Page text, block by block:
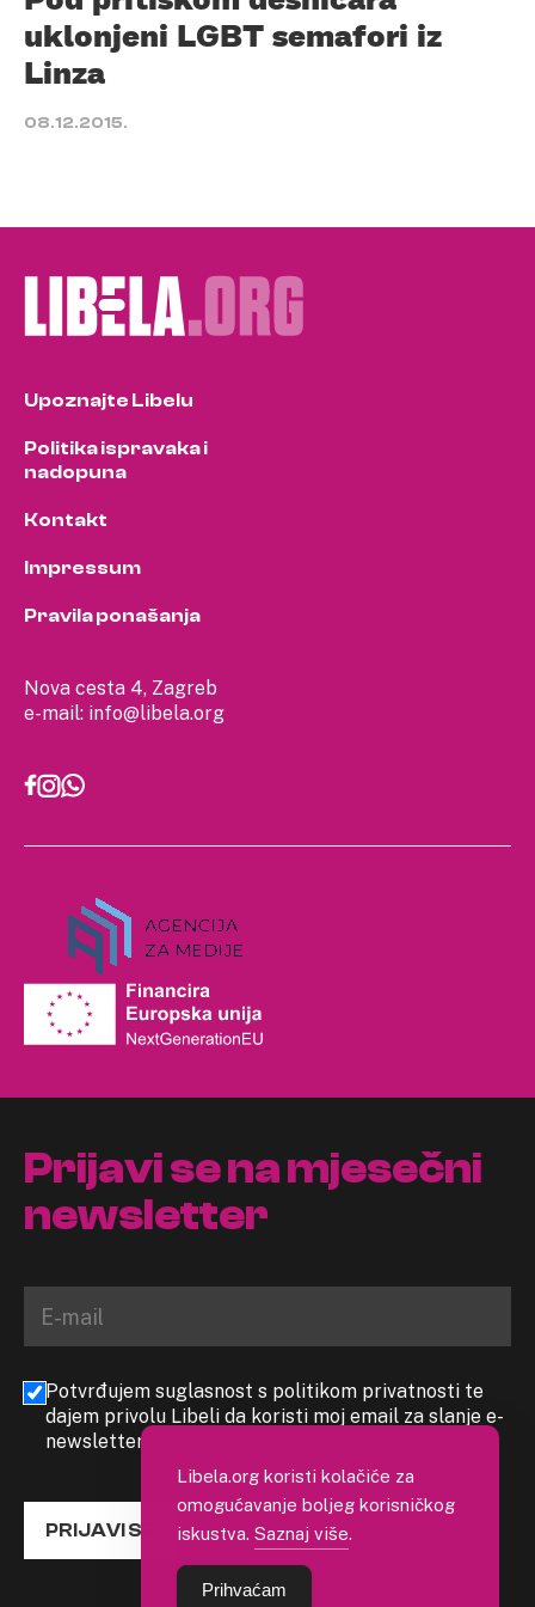
uklonjeni LGBT semafori iz
Linza
08.12.2015.
Nova cesta 4, Zagreb
e-mail: info@libela.org
Upoznajte Libelu
Politika ispravaka i
nadopuna
Kontakt
Impressum
Pravila ponašanja
Prijavi se na mjesečni
newsletter
Potvrđujem suglasnost s politikom privatnosti te
dajem privolu Libeli da koristi moj email za slanje e-
newslettera
PRIJAVI SE
Libela.org koristi kolačiće za
omogućavanje boljeg korisničkog
iskustva. Saznaj više.
Prihvaćam